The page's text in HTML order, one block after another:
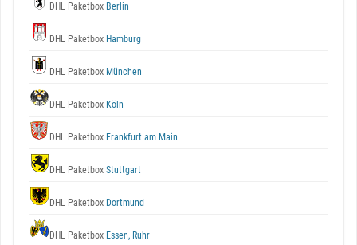
DHL Paketbox Berlin
DHL Paketbox Hamburg
DHL Paketbox München
DHL Paketbox Köln
DHL Paketbox Frankfurt am Main
DHL Paketbox Stuttgart
DHL Paketbox Dortmund
DHL Paketbox Essen, Ruhr